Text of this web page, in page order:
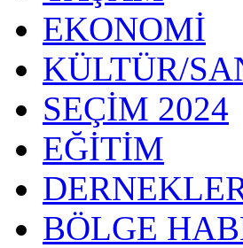
EKONOMİ
KÜLTÜR/
SEÇİM 2024
EĞİTİM
BÖLGE